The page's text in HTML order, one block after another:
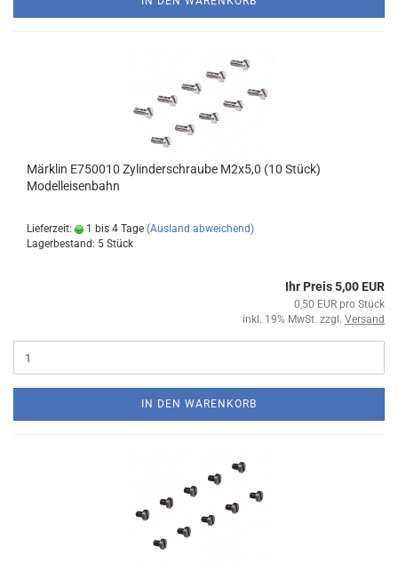
Märklin E750010 Zylinderschraube M2x5,0 (10 Stück)
Modelleisenbahn
Lieferzeit: 1 bis 4 Tage (Ausland abweichend)
Lagerbestand: 5 Stück
Ihr Preis 5,00 EUR
0,50 EUR pro Stück
inkl. 19% MwSt. zzgl. Versand
IN DEN WARENKORB